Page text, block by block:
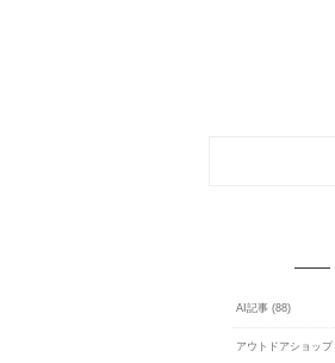
AI記事 (88)
アウトドアショップ